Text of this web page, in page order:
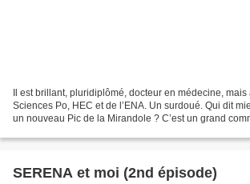
Il est brillant, pluridiplômé, docteur en médecine,
Sciences Po, HEC et de l’ENA. Un surdoué. Qui dit
un nouveau Pic de la Mirandole ? C’est un grand
SERENA et moi (2nd épisode)